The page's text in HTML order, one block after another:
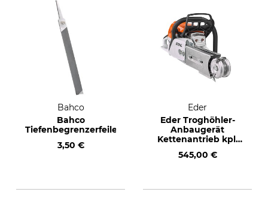
Bahco
Bahco
Tiefenbegrenzerfeile
3,50 €
Eder
Eder Troghöhler-
Anbaugerät
Kettenantrieb kpl.
3/8"
545,00 €